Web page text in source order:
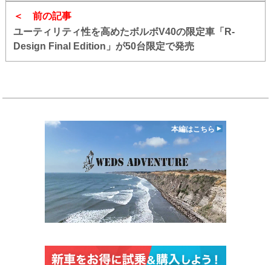
前の記事
ユーティリティ性を高めたボルボV40の限定車「R-
Design Final Edition」が50台限定で発売
本編はこちら